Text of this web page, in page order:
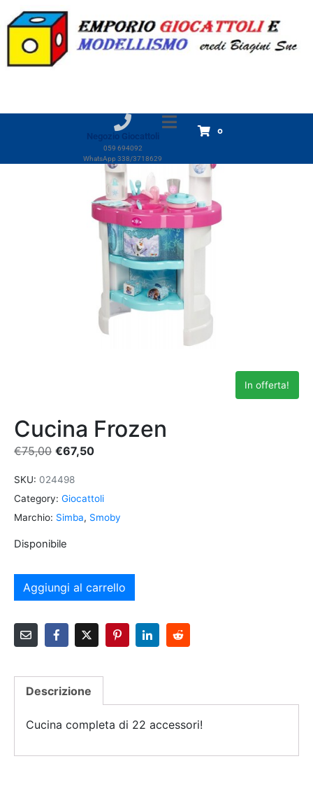
Negozio Giocattoli
059 694092
WhatsApp 338/3718629
0
Home Prodotti Cucina Frozen
In offerta!
Cucina Frozen
€75,00 €67,50
SKU: 024498
Category: Giocattoli
Marchio: Simba, Smoby
Disponibile
Aggiungi al carrello
Descrizione
Cucina completa di 22 accessori!